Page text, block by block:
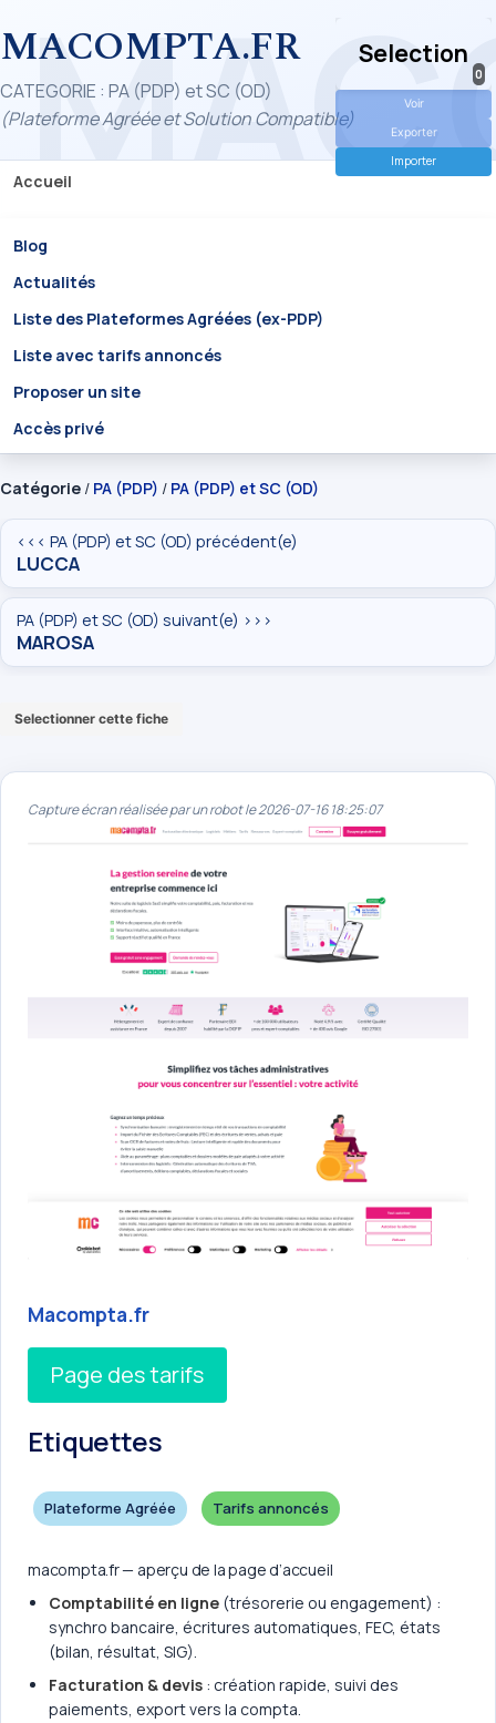
MACOMPTA.FR
CATEGORIE : PA (PDP) et SC (OD)
(Plateforme Agréée et Solution Compatible)
Accueil
Blog
Actualités
Liste des Plateformes Agréées (ex-PDP)
Liste avec tarifs annoncés
Proposer un site
Accès privé
Selection
0
Voir
Exporter
Importer
Catégorie / PA (PDP) / PA (PDP) et SC (OD)
<<< PA (PDP) et SC (OD) précédent(e)
LUCCA
PA (PDP) et SC (OD) suivant(e) >>>
MAROSA
Selectionner cette fiche
Capture écran réalisée par un robot le 2026-07-16 18:25:07
Macompta.fr
Page des tarifs
Etiquettes
Plateforme Agréée Tarifs annoncés
macompta.fr — aperçu de la page d’accueil
Comptabilité en ligne (trésorerie ou engagement) :
synchro bancaire, écritures automatiques, FEC, états
(bilan, résultat, SIG).
Facturation & devis : création rapide, suivi des
paiements, export vers la compta.